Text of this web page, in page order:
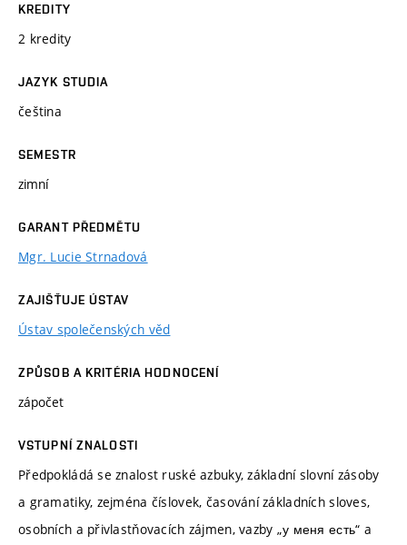
KREDITY
2 kredity
JAZYK STUDIA
čeština
SEMESTR
zimní
GARANT PŘEDMĚTU
Mgr. Lucie Strnadová
ZAJIŠŤUJE ÚSTAV
Ústav společenských věd
ZPŮSOB A KRITÉRIA HODNOCENÍ
zápočet
VSTUPNÍ ZNALOSTI
Předpokládá se znalost ruské azbuky, základní slovní zásoby
a gramatiky, zejména číslovek, časování základních sloves,
osobních a přivlastňovacích zájmen, vazby „у меня есть“ a